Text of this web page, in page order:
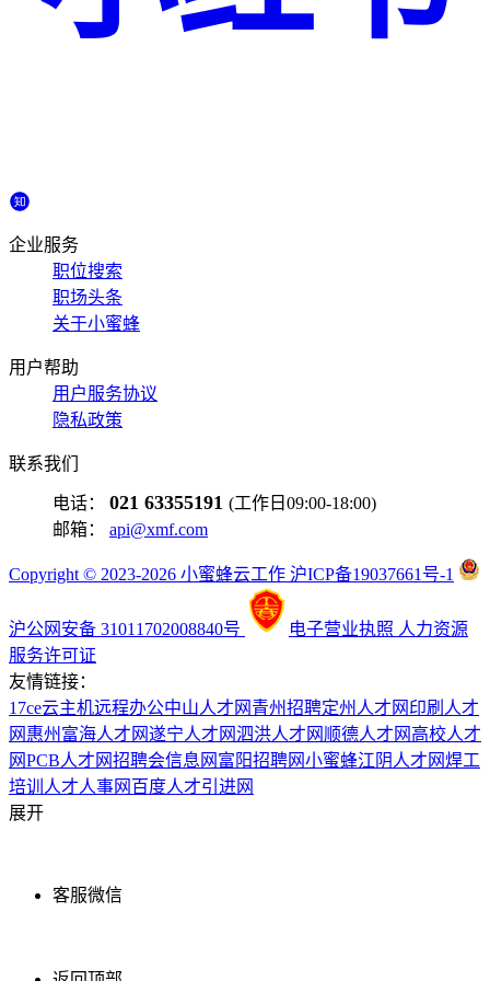
企业服务
职位搜索
职场头条
关于小蜜蜂
用户帮助
用户服务协议
隐私政策
联系我们
电话： 021 63355191 (工作日09:00-18:00)
邮箱： api@xmf.com
Copyright © 2023-2026 小蜜蜂云工作 沪ICP备19037661号-1
沪公网安备 31011702008840号 电子营业执照 人力资源
服务许可证
友情链接：
17ce云主机远程办公中山人才网 青州招聘定州人才网 印刷人才
网 惠州富海人才网遂宁人才网泗洪人才网 顺德人才网 高校人才
网PCB人才网招聘会信息网 富阳招聘网小蜜蜂江阴人才网焊工
培训 人才人事网 百度人才引进网
展开
客服微信